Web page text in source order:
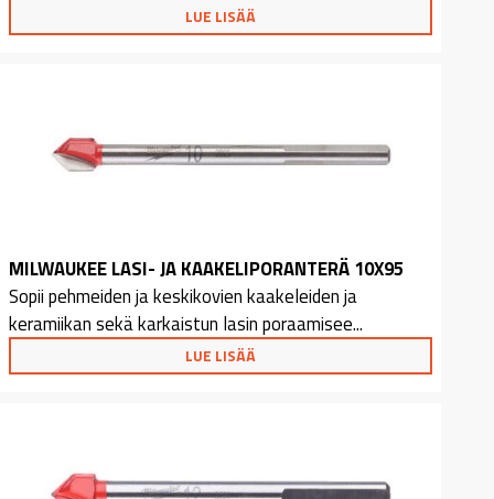
LUE LISÄÄ
MILWAUKEE LASI- JA KAAKELIPORANTERÄ 10X95
Sopii pehmeiden ja keskikovien kaakeleiden ja
keramiikan sekä karkaistun lasin poraamisee...
LUE LISÄÄ